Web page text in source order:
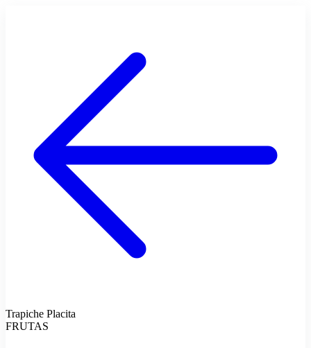
Trapiche Placita
FRUTAS